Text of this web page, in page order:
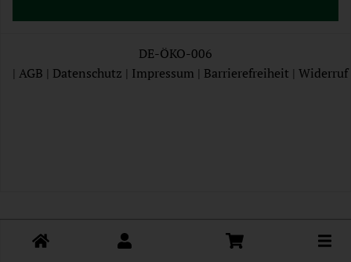
DE-ÖKO-006
| AGB | Datenschutz | Impressum | Barrierefreiheit | Widerruf
Toggle cart